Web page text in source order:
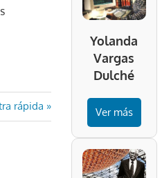
rápida
Yolanda
Vargas
Dulché
Ver más